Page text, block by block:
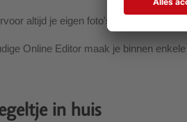
altijd je eigen foto's voor het beste
Online Editor maak je binnen
in huis